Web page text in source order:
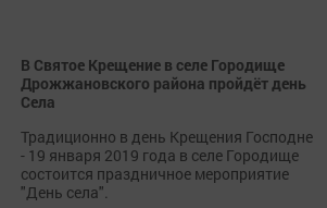
В Святое Крещение в селе Городище
Дрожжановского района пройдёт день
Села
Традиционно в день Крещения Господне
- 19 января 2019 года в селе Городище
состоится праздничное мероприятие
"День села".